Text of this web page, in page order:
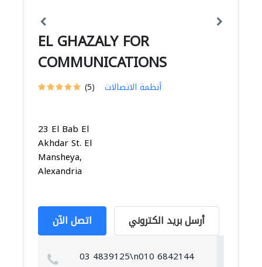
EL GHAZALY FOR
COMMUNICATIONS
(5) أنظمة الاتصالات
23 El Bab El
Akhdar St. El
Mansheya,
Alexandria
اتصل الآن أرسل بريد الكتروني
03 4839125\n010 6842144